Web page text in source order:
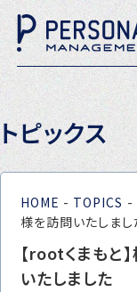
ホーム
パーソ
会社
採用
トピッ
トピックス
HOME - TOPICS -
様を訪問いたしまし
【rootくまもと
いたしました